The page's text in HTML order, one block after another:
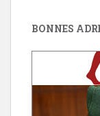
BONNES